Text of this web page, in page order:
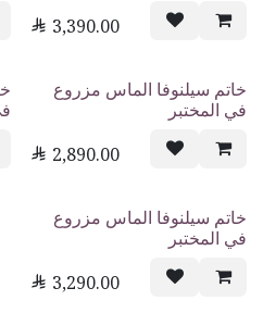
 3,390.00
خاتم سيلنوفا الماس مزروع
في المختبر
 2,890.00
خاتم سيلنوفا الماس مزروع
في المختبر
 3,290.00